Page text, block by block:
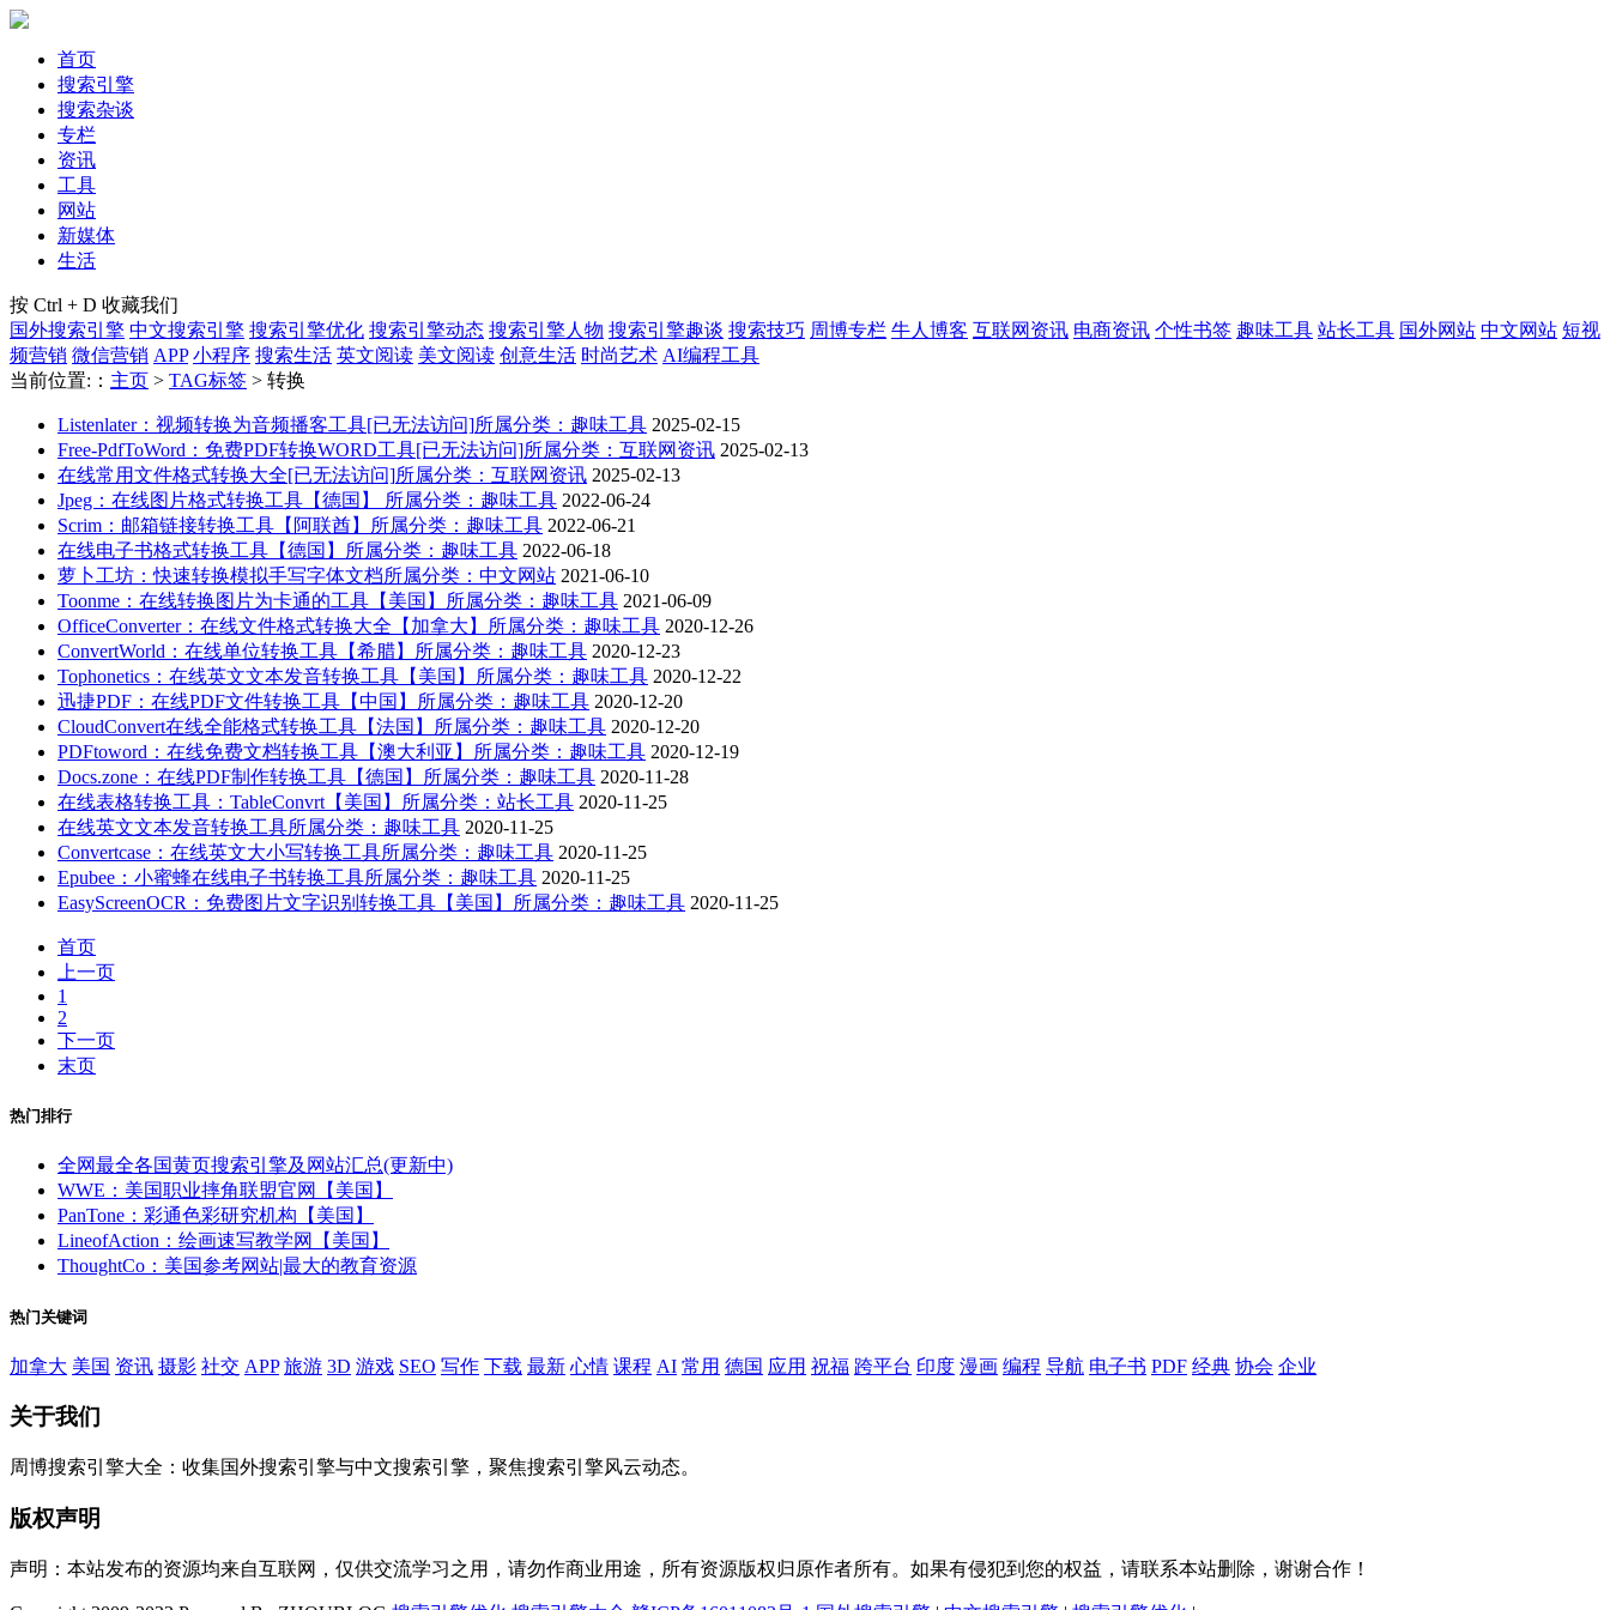
首页
搜索引擎
搜索杂谈
专栏
资讯
工具
网站
新媒体
生活
按 Ctrl + D 收藏我们
国外搜索引擎 中文搜索引擎 搜索引擎优化 搜索引擎动态 搜索引擎人物 搜索引擎趣谈 搜索技巧 周博专栏 牛人博客 互联网资讯 电商资讯 个性书签 趣味工具 站长工具 国外网站 中文网站 短视
频营销 微信营销 APP 小程序 搜索生活 英文阅读 美文阅读 创意生活 时尚艺术 AI编程工具
当前位置:： 主页 > TAG标签 > 转换
Listenlater：视频转换为音频播客工具[已无法访问]所属分类：趣味工具 2025-02-15
Free-PdfToWord：免费PDF转换WORD工具[已无法访问]所属分类：互联网资讯 2025-02-13
在线常用文件格式转换大全[已无法访问]所属分类：互联网资讯 2025-02-13
Jpeg：在线图片格式转换工具【德国】
所属分类：趣味工具 2022-06-24
Scrim：邮箱链接转换工具【阿联酋】
所属分类：趣味工具 2022-06-21
在线电子书格式转换工具【德国】
所属分类：趣味工具 2022-06-18
萝卜工坊：快速转换模拟手写字体文档所属分类：中文网站 2021-06-10
Toonme：在线转换图片为卡通的工具【美国】
所属分类：趣味工具 2021-06-09
OfficeConverter：在线文件格式转换大全【加拿大】
所属分类：趣味工具 2020-12-26
ConvertWorld：在线单位转换工具【希腊】
所属分类：趣味工具 2020-12-23
Tophonetics：在线英文文本发音转换工具【美国】
所属分类：趣味工具 2020-12-22
迅捷PDF：在线PDF文件转换工具【中国】
所属分类：趣味工具 2020-12-20
CloudConvert在线全能格式转换工具【法国】
所属分类：趣味工具 2020-12-20
PDFtoword：在线免费文档转换工具【澳大利亚】
所属分类：趣味工具 2020-12-19
Docs.zone：在线PDF制作转换工具【德国】
所属分类：趣味工具 2020-11-28
在线表格转换工具：TableConvrt【美国】
所属分类：站长工具 2020-11-25
在线英文文本发音转换工具所属分类：趣味工具 2020-11-25
Convertcase：在线英文大小写转换工具所属分类：趣味工具 2020-11-25
Epubee：小蜜蜂在线电子书转换工具所属分类：趣味工具 2020-11-25
EasyScreenOCR：免费图片文字识别转换工具【美国】
所属分类：趣味工具 2020-11-25
首页
上一页
1
2
下一页
末页
热门排行
全网最全各国黄页搜索引擎及网站汇总(更新中)
WWE：美国职业摔角联盟官网【美国】
PanTone：彩通色彩研究机构【美国】
LineofAction：绘画速写教学网【美国】
ThoughtCo：美国参考网站|最大的教育资源
热门关键词
加拿大 美国 资讯 摄影 社交 APP 旅游 3D 游戏 SEO 写作 下载 最新 心情 课程 AI 常用 德国 应用 祝福 跨平台 印度 漫画 编程 导航 电子书 PDF 经典 协会 企业
关于我们
周博搜索引擎大全：收集国外搜索引擎与中文搜索引擎，聚焦搜索引擎风云动态。
版权声明
声明：本站发布的资源均来自互联网，仅供交流学习之用，请勿作商业用途，所有资源版权归原作者所有。如果有侵犯到您的权益，请联系本站删除，谢谢合作！